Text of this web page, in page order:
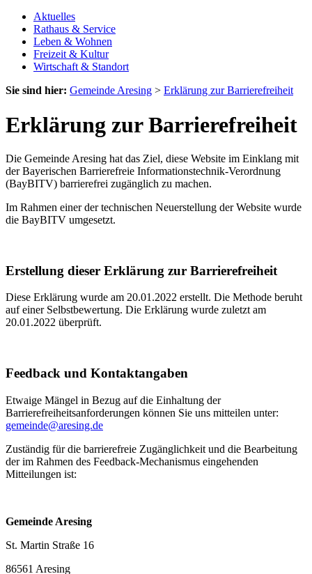
Aktuelles
Rathaus & Service
Leben & Wohnen
Freizeit & Kultur
Wirtschaft & Standort
Sie sind hier: Gemeinde Aresing > Erklärung zur Barrierefreiheit
Erklärung zur Barrierefreiheit
Die Gemeinde Aresing hat das Ziel, diese Website im Einklang mit
der Bayerischen Barrierefreie Informationstechnik-Verordnung
(BayBITV) barrierefrei zugänglich zu machen.
Im Rahmen einer der technischen Neuerstellung der Website wurde
die BayBITV umgesetzt.
Erstellung dieser Erklärung zur Barrierefreiheit
Diese Erklärung wurde am 20.01.2022 erstellt. Die Methode beruht
auf einer Selbstbewertung. Die Erklärung wurde zuletzt am
20.01.2022 überprüft.
Feedback und Kontaktangaben
Etwaige Mängel in Bezug auf die Einhaltung der
Barrierefreiheitsanforderungen können Sie uns mitteilen unter:
gemeinde@aresing.de
Zuständig für die barrierefreie Zugänglichkeit und die Bearbeitung
der im Rahmen des Feedback-Mechanismus eingehenden
Mitteilungen ist:
Gemeinde Aresing
St. Martin Straße 16
86561 Aresing